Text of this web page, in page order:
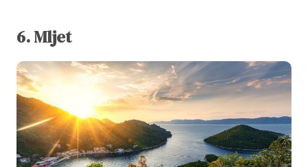
6. Mljet